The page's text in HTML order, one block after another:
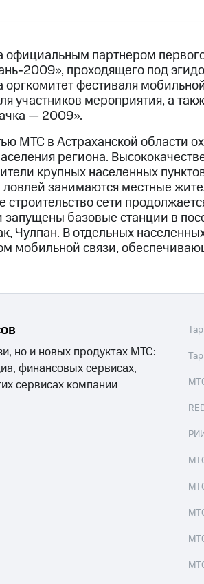
партнером
2009», проходящего под
фестиваля
участников мероприятия, а
— 2009».
МТС в Астраханской области
региона.
крупных населенных
занимаются местные
строительство сети
базовые станции в
Чулпан. В отдельных
мобильной связи,
но и новых продуктах МТС:
финансовых сервисах,
сервисах компании